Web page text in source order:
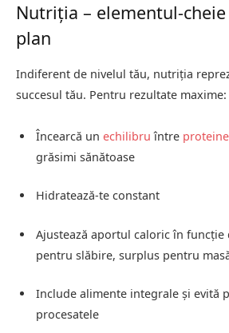
Nutriția – elementul-
plan
Indiferent de nivelul tău, nutriția
succesul tău. Pentru rezultate maxime:
Încearcă un echilibru între proteine
grăsimi sănătoase
Hidratează-te constant
Ajustează aportul caloric în funcție
pentru slăbire, surplus pentru
Include alimente integrale și evită
procesatele